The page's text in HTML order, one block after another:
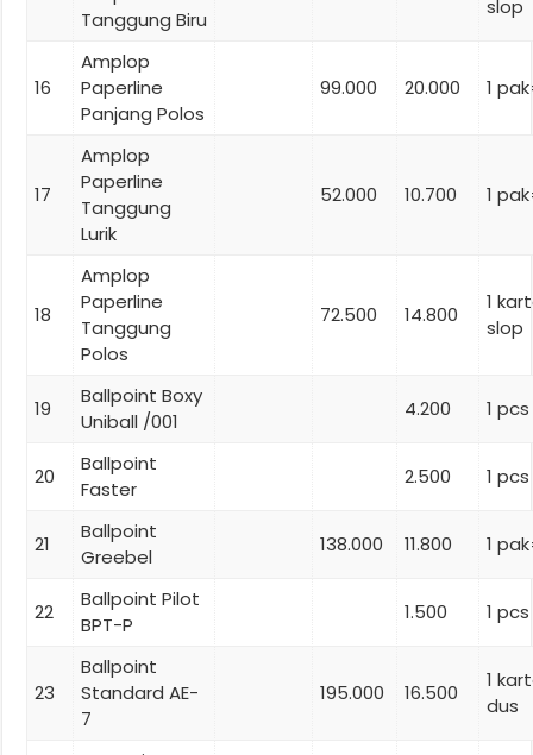
Tanggung Biru
slop
16
Amplop
Paperline
Panjang Polos
99.000 20.000 1
17
Amplop
Paperline
Tanggung
Lurik
52.000 10.700 1
18
Amplop
Paperline
Tanggung
Polos
72.500 14.800
1
slop
19
Ballpoint Boxy
Uniball /001
4.200 1 pcs
20
Ballpoint
Faster
2.500 1 pcs
21
Ballpoint
Greebel
138.000 11.800 1
22
Ballpoint Pilot
BPT-P
1.500 1 pcs
23
Ballpoint
Standard AE-
7
195.000 16.500
1
dus